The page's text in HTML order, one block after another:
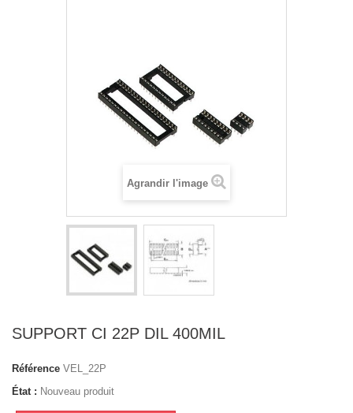
Agrandir l'image
SUPPORT CI 22P DIL 400MIL
Référence VEL_22P
État : Nouveau produit